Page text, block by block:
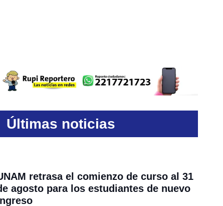
Últimas noticias
retrasa el comienzo de curso al 31
agosto para los estudiantes de nuevo